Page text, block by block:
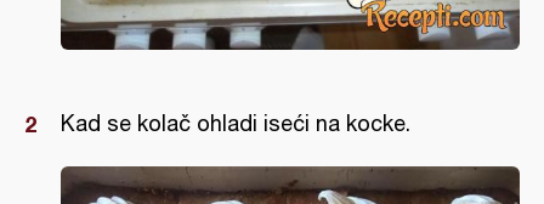
Kad se kolač ohladi iseći na kocke.